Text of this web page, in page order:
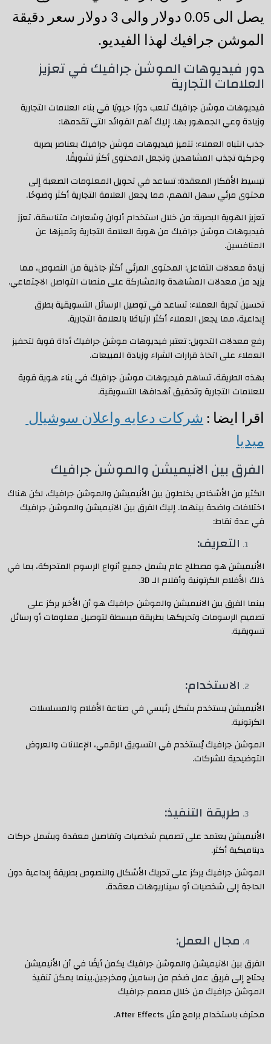
الموشن جرافيك لهذا الفيديو.
دور فيديوهات الموشن جرافيك في تعزيز
العلامات التجارية
فيديوهات موشن جرافيك تلعب دورًا حيويًا في بناء العلامات التجارية
وزيادة وعي الجمهور بها. إليك أهم الفوائد التي تقدمها:
جذب انتباه العملاء: تتميز فيديوهات موشن جرافيك بعناصر بصرية
وحركية تجذب المشاهدين وتجعل المحتوى أكثر تشويقًا.
تبسيط الأفكار المعقدة: تساعد في تحويل المعلومات الصعبة إلى
محتوى مرئي سهل الفهم، مما يجعل العلامة التجارية أكثر وضوحًا.
تعزيز الهوية البصرية: من خلال استخدام ألوان وشعارات متناسقة، تعزز
فيديوهات موشن جرافيك من هوية العلامة التجارية وتميزها عن
المنافسين.
زيادة معدلات التفاعل: المحتوى المرئي أكثر جاذبية من النصوص، مما
يزيد من معدلات المشاهدة والمشاركة على منصات التواصل الاجتماعي.
تحسين تجربة العملاء: تساعد في توصيل الرسائل التسويقية بطرق
إبداعية، مما يجعل العملاء أكثر ارتباطًا بالعلامة التجارية.
رفع معدلات التحويل: تعتبر فيديوهات موشن جرافيك أداة قوية لتحفيز
العملاء على اتخاذ قرارات الشراء وزيادة المبيعات.
بهذه الطريقة، تساهم فيديوهات موشن جرافيك في بناء هوية قوية
للعلامات التجارية وتحقيق أهدافها التسويقية.
اقرا ايضا :
ميديا
الفرق بين الانيميشن والموشن جرافيك
الكثير من الأشخاص يخلطون بين الأنيميشن والموشن جرافيك، لكن هناك
اختلافات واضحة بينهما. إليك الفرق بين الانيميشن والموشن جرافيك
في عدة نقاط:
التعريف:
الأنيميشن هو مصطلح عام يشمل جميع أنواع الرسوم المتحركة، بما في
ذلك الأفلام الكرتونية وأفلام الـ 3D.
بينما الفرق بين الانيميشن والموشن جرافيك هو أن الأخير يركز على
تصميم الرسومات وتحريكها بطريقة مبسطة لتوصيل معلومات أو رسائل
تسويقية.
الاستخدام:
الأنيميشن يستخدم بشكل رئيسي في صناعة الأفلام والمسلسلات
الكرتونية.
الموشن جرافيك يُستخدم في التسويق الرقمي، الإعلانات والعروض
التوضيحية للشركات.
طريقة التنفيذ:
الأنيميشن يعتمد على تصميم شخصيات وتفاصيل معقدة ويشمل حركات
ديناميكية أكثر.
الموشن جرافيك يركز على تحريك الأشكال والنصوص بطريقة إبداعية دون
الحاجة إلى شخصيات أو سيناريوهات معقدة.
مجال العمل:
الفرق بين الانيميشن والموشن جرافيك يكمن أيضًا في أن الأنيميشن
يحتاج إلى فريق عمل ضخم من رسامين ومخرجين.بينما يمكن تنفيذ
الموشن جرافيك من خلال مصمم جرافيك
محترف باستخدام برامج مثل After Effects.